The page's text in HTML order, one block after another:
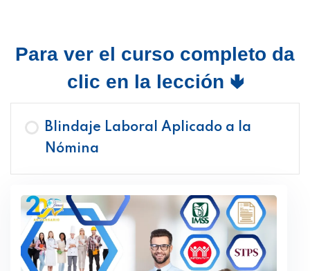
Para ver el curso completo da
clic en la lección 🢃
Blindaje Laboral Aplicado a la
Nómina